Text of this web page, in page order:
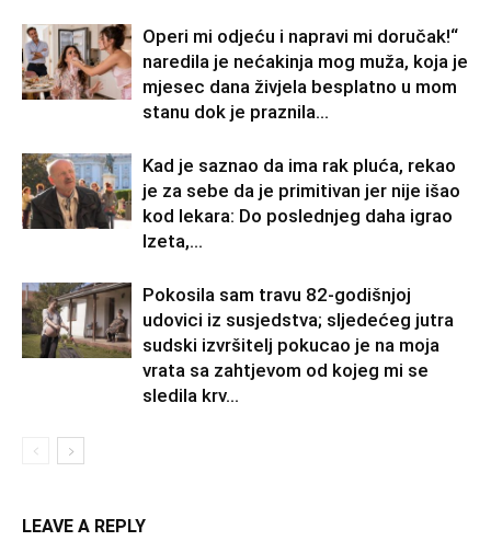
Operi mi odjeću i napravi mi doručak!“
naredila je nećakinja mog muža, koja je
mjesec dana živjela besplatno u mom
stanu dok je praznila...
Kad je saznao da ima rak pluća, rekao
je za sebe da je primitivan jer nije išao
kod lekara: Do poslednjeg daha igrao
Izeta,...
Pokosila sam travu 82-godišnjoj
udovici iz susjedstva; sljedećeg jutra
sudski izvršitelj pokucao je na moja
vrata sa zahtjevom od kojeg mi se
sledila krv...
LEAVE A REPLY